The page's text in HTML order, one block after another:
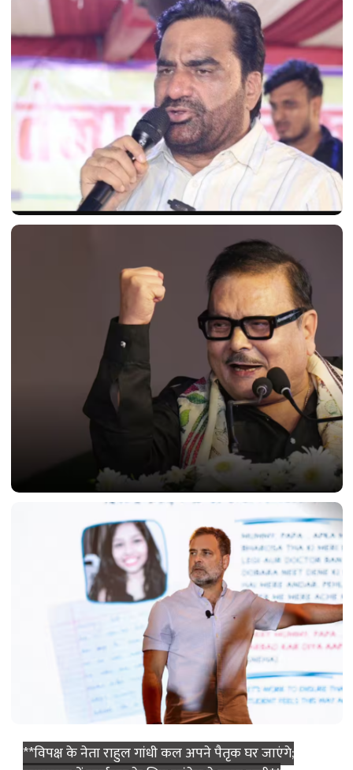
PoK में बगावत के आगे झुका पाकिस्तान; अमन खान ने जनाज़े
की नमाज़ पढ़ते हुए धमकी दी थी!
'क्या यही नया भारत है?' फ़्लाइट में एक बार फिर देरी होने पर
हनुमान बेनीवाल ने सरकार पर निशाना साधा।
बागी TMC गुट ने CM की मुश्किलें बढ़ाईं; दो बड़ी मांगें उठाईं।
**विपक्ष के नेता राहुल गांधी कल अपने पैतृक घर जाएंगे;